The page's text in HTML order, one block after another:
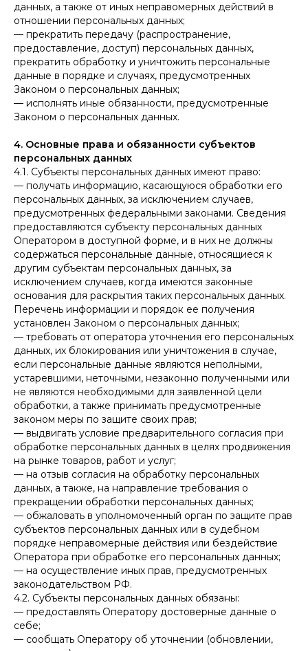
данных, а также от иных неправомерных действий в
отношении персональных данных;
— прекратить передачу (распространение,
предоставление, доступ) персональных данных,
прекратить обработку и уничтожить персональные
данные в порядке и случаях, предусмотренных
Законом о персональных данных;
— исполнять иные обязанности, предусмотренные
Законом о персональных данных.
4. Основные права и обязанности субъектов
персональных данных
4.1. Субъекты персональных данных имеют право:
— получать информацию, касающуюся обработки его
персональных данных, за исключением случаев,
предусмотренных федеральными законами. Сведения
предоставляются субъекту персональных данных
Оператором в доступной форме, и в них не должны
содержаться персональные данные, относящиеся к
другим субъектам персональных данных, за
исключением случаев, когда имеются законные
основания для раскрытия таких персональных данных.
Перечень информации и порядок ее получения
установлен Законом о персональных данных;
— требовать от оператора уточнения его персональных
данных, их блокирования или уничтожения в случае,
если персональные данные являются неполными,
устаревшими, неточными, незаконно полученными или
не являются необходимыми для заявленной цели
обработки, а также принимать предусмотренные
законом меры по защите своих прав;
— выдвигать условие предварительного согласия при
обработке персональных данных в целях продвижения
на рынке товаров, работ и услуг;
— на отзыв согласия на обработку персональных
данных, а также, на направление требования о
прекращении обработки персональных данных;
— обжаловать в уполномоченный орган по защите прав
субъектов персональных данных или в судебном
порядке неправомерные действия или бездействие
Оператора при обработке его персональных данных;
— на осуществление иных прав, предусмотренных
законодательством РФ.
4.2. Субъекты персональных данных обязаны:
— предоставлять Оператору достоверные данные о
себе;
— сообщать Оператору об уточнении (обновлении,